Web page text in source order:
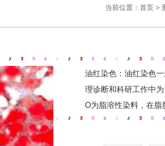
当前位置： 首页 >
油红染色：油红染色
理诊断和科研工作中
O为脂溶性染料，在